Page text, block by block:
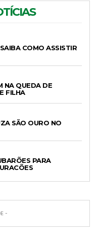
COMO ASSISTIR
NA QUEDA DE
FILHA
SÃO OURO NO
PARA
-